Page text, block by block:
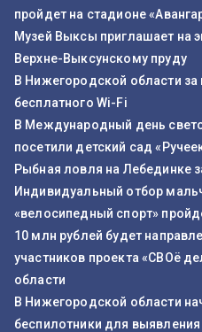
пройдет на стадионе
Музей Выксы приглашает на
Верхне-Выксунскому пруду
В Нижегородской области
бесплатного Wi-Fi
В Международный день
посетили детский сад
Рыбная ловля на Лебединке
Индивидуальный отбор
«велосипедный спорт»
10 млн рублей будет
участников проекта «СВОё
области
В Нижегородской области
беспилотники для